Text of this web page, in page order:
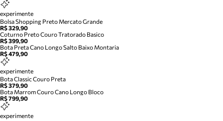
experimente
Bolsa Shopping Preto Mercato Grande
R$ 329,90
Coturno Preto Couro Tratorado Basico
R$ 399,90
Bota Preta Cano Longo Salto Baixo Montaria
R$ 479,90
experimente
Bota Classic Couro Preta
R$ 379,90
Bota Marrom Couro Cano Longo Bloco
R$ 799,90
experimente